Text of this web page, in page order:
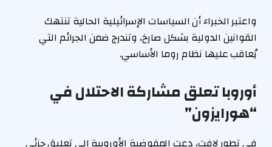
واعتبر الخبراء أن السياسات الإسرائيلية الحالية تنتهك
القوانين الدولية بشكل صارخ، وتندرج ضمن الجرائم التي
يُعاقب عليها نظام روما الأساسي.
أوروبا تعلق مشاركة الاحتلال في
“هورايزون”
في تطور لافت، دعت المفوضية الأوروبية إلى تعليق جزئي